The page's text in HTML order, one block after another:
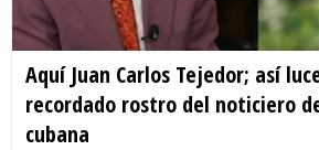
Aquí Juan Carlos Tejedor; así
recordado rostro del noticiero
cubana